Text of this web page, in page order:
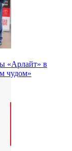
«Арлайт» в
чудом»